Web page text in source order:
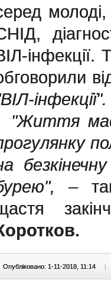
інфекції.
інфекції".
"Життя
–
Опубліковано: 1-11-2018, 11:14 |